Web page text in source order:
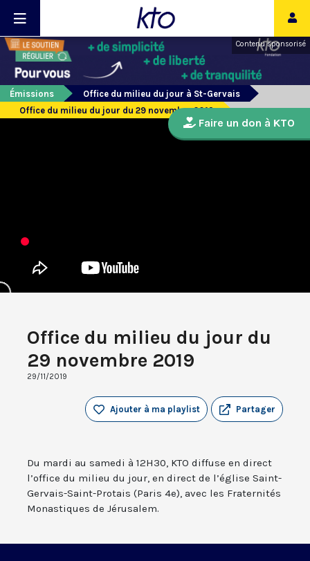
Contenu sponsorisé
Émissions
Office du milieu du jour à St-Gervais
Office du milieu du jour du 29 novembre 2019
Office du milieu du jour du
29 novembre 2019
29/11/2019
Partager
Ajouter à ma playlist
Du mardi au samedi à 12H30, KTO diffuse en direct
l’office du milieu du jour, en direct de l’église Saint-
Gervais-Saint-Protais (Paris 4e), avec les Fraternités
Monastiques de Jérusalem.
Faire un don à KTO